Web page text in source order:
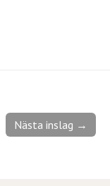
Nästa inslag →